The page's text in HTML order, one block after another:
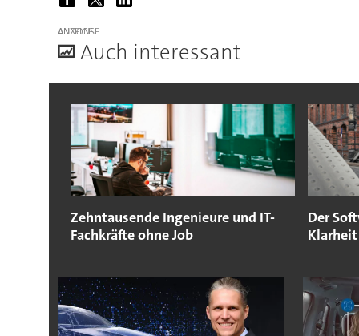
ANZEIGE
Auch interessant
Zehntausende Ingenieure und IT-
Fachkräfte ohne Job
Der
Klarheit